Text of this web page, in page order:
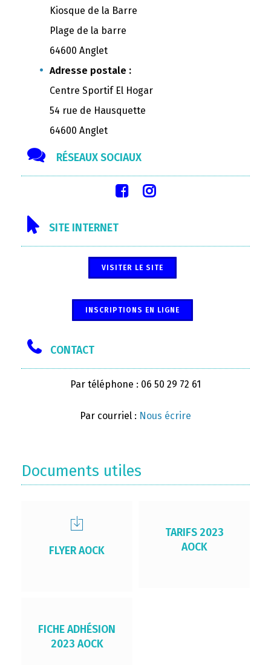
Kiosque de la Barre
Plage de la barre
64600 Anglet
Adresse postale :
Centre Sportif El Hogar
54 rue de Hausquette
64600 Anglet
RÉSEAUX SOCIAUX
SITE INTERNET
VISITER LE SITE
INSCRIPTIONS EN LIGNE
CONTACT
Par téléphone : 06 50 29 72 61
Par courriel : Nous écrire
Documents utiles
FLYER AOCK
TARIFS 2023
AOCK
FICHE ADHÉSION
2023 AOCK